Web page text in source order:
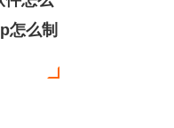
怎么制